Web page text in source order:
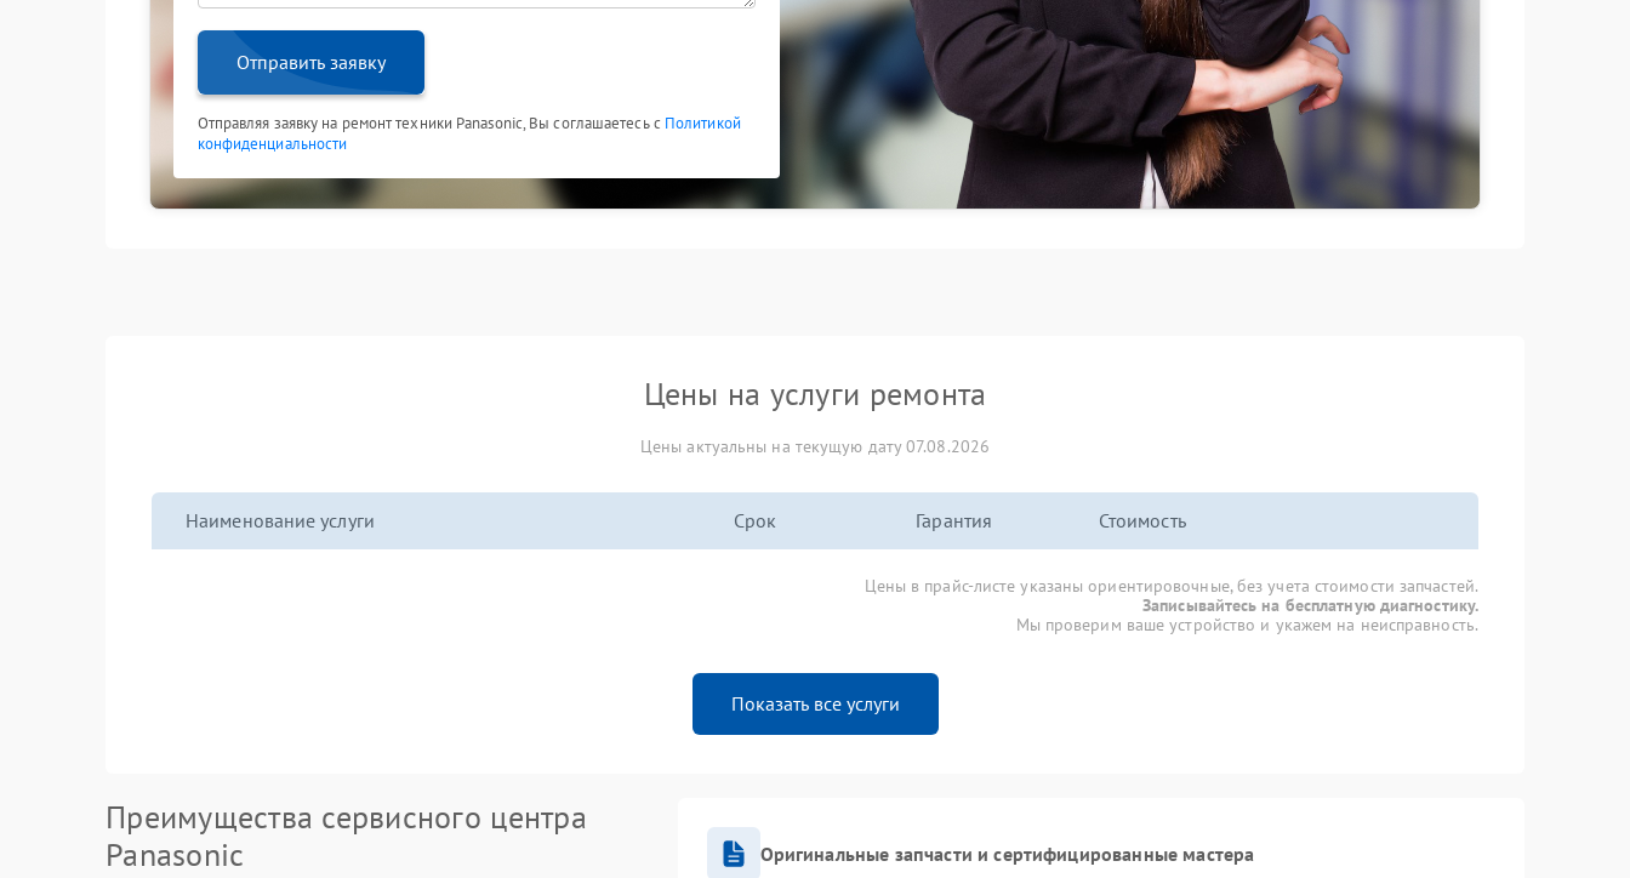
Отправить заявку
Отправляя заявку на ремонт техники Panasonic, Вы соглашаетесь с Политикой
конфиденциальности
Цены на услуги ремонта
Цены актуальны на текущую дату 07.08.2026
Наименование услуги Срок Гарантия Стоимость
Цены в прайс-листе указаны ориентировочные, без учета стоимости запчастей.
Записывайтесь на бесплатную диагностику.
Мы проверим ваше устройство и укажем на неисправность.
Показать все услуги
Преимущества сервисного центра
Panasonic
Оригинальные запчасти и сертифицированные мастера